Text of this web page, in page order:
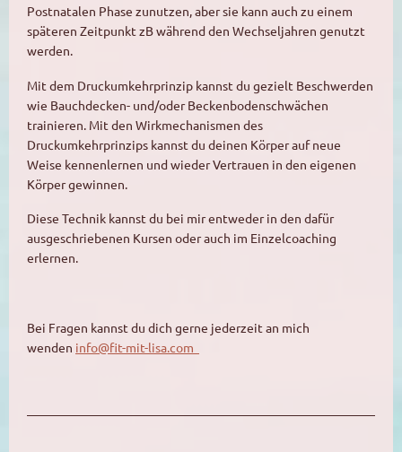
Postnatalen Phase zunutzen, aber sie kann auch zu einem
späteren Zeitpunkt zB während den Wechseljahren genutzt
werden.
Mit dem Druckumkehrprinzip kannst du gezielt Beschwerden
wie Bauchdecken- und/oder Beckenbodenschwächen
trainieren. Mit den Wirkmechanismen des
Druckumkehrprinzips kannst du deinen Körper auf neue
Weise kennenlernen und wieder Vertrauen in den eigenen
Körper gewinnen.
Diese Technik kannst du bei mir entweder in den dafür
ausgeschriebenen Kursen oder auch im Einzelcoaching
erlernen.
Bei Fragen kannst du dich gerne jederzeit an mich
wenden info@fit-mit-lisa.com